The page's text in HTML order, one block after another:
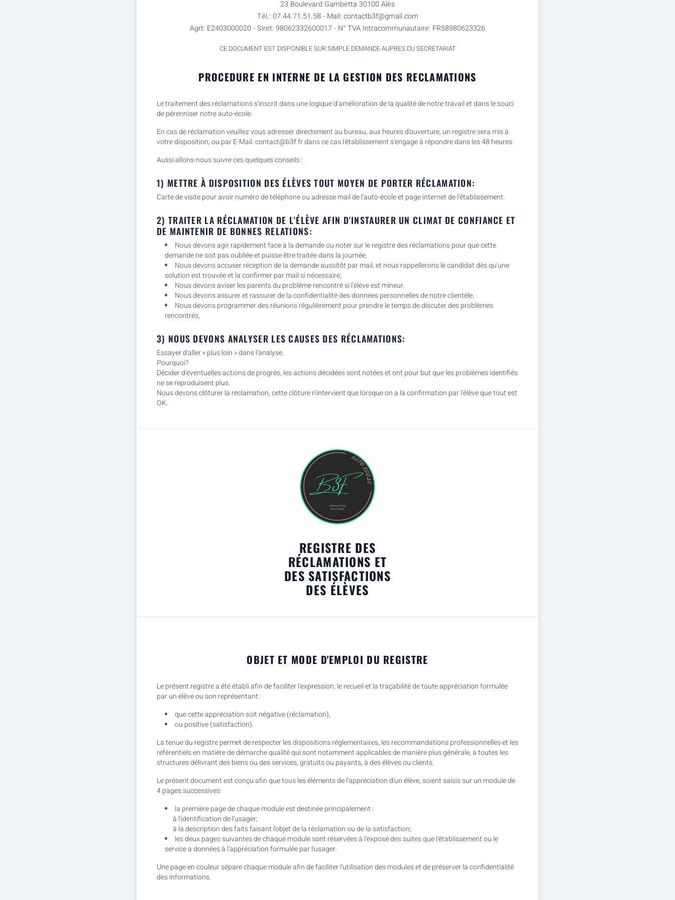
23 Boulevard Gambetta 30100 Alès
Tél.: 07.44.71.51.58 - Mail: contactb3f@gmail.com
Agrt: E2403000020 - Siret: 98062332600017 - N° TVA Intracommunautaire: FR58980623326
CE DOCUMENT EST DISPONIBLE SUR SIMPLE DEMANDE AUPRES DU SECRETARIAT
PROCEDURE EN INTERNE DE LA GESTION DES RECLAMATIONS
Le traitement des réclamations s'inscrit dans une logique d'amélioration de la qualité de notre travail et dans le souci
de pérenniser notre auto-école.
En cas de réclamation veuillez vous adresser directement au bureau, aux heures d'ouverture, un registre sera mis à
votre disposition, ou par E-Mail: contact@b3f.fr dans ce cas l'établissement s'engage à répondre dans les 48 heures.
Aussi allons-nous suivre ces quelques conseils :
1) METTRE À DISPOSITION DES ÉLÈVES TOUT MOYEN DE PORTER RÉCLAMATION:
Carte de visite pour avoir numéro de téléphone ou adresse mail de l'auto-école et page internet de l'établissement.
2) TRAITER LA RÉCLAMATION DE L'ÉLÈVE AFIN D'INSTAURER UN CLIMAT DE CONFIANCE ET
DE MAINTENIR DE BONNES RELATIONS:
Nous devons agir rapidement face à la demande ou noter sur le registre des réclamations pour que cette
demande ne soit pas oubliée et puisse être traitée dans la journée,
Nous devons accuser réception de la demande aussitôt par mail, et nous rappellerons le candidat dès qu'une
solution est trouvée et la confirmer par mail si nécessaire,
Nous devons aviser les parents du problème rencontré si l'élève est mineur.
Nous devons assurer et rassurer de la confidentialité des données personnelles de notre clientèle.
Nous devons programmer des réunions régulièrement pour prendre le temps de discuter des problèmes
rencontrés,
3) NOUS DEVONS ANALYSER LES CAUSES DES RÉCLAMATIONS:
Essayer d'aller « plus loin » dans l'analyse.
Pourquoi?
Décider d'éventuelles actions de progrès, les actions décidées sont notées et ont pour but que les problèmes identifiés
ne se reproduisent plus.
Nous devons clôturer la réclamation, cette clôture n'intervient que lorsque on a la confirmation par l'élève que tout est
OK.
REGISTRE DES
RÉCLAMATIONS ET
DES SATISFACTIONS
DES ÉLÈVES
OBJET ET MODE D'EMPLOI DU REGISTRE
Le présent registre a été établi afin de faciliter l'expression, le recueil et la traçabilité de toute appréciation formulée
par un élève ou son représentant :
que cette appréciation soit négative (réclamation),
ou positive (satisfaction).
La tenue du registre permet de respecter les dispositions réglementaires, les recommandations professionnelles et les
référentiels en matière de démarche qualité qui sont notamment applicables de manière plus générale, à toutes les
structures délivrant des biens ou des services, gratuits ou payants, à des élèves ou clients.
Le présent document est conçu afin que tous les éléments de l'appréciation d'un élève, soient saisis sur un module de
4 pages successives:
la première page de chaque module est destinée principalement :
à l'identification de l'usager;
à la description des faits faisant l'objet de la réclamation ou de la satisfaction;
les deux pages suivantes de chaque module sont réservées à l'exposé des suites que l'établissement ou le
service a données à l'appréciation formulée par l'usager.
Une page en couleur sépare chaque module afin de faciliter l'utilisation des modules et de préserver la confidentialité
des informations.